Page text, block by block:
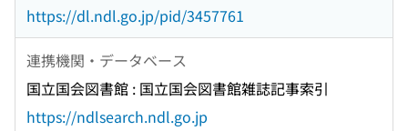
https://dl.ndl.go.jp/pid/3457761
連携機関・データベース
国立国会図書館 : 国立国会図書館雑誌記事索引
https://ndlsearch.ndl.go.jp